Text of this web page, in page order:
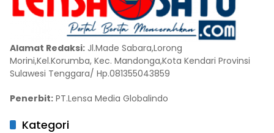
Alamat Redaksi: Jl.Made Sabara,Lorong
Morini,Kel.Korumba, Kec. Mandonga,Kota Kendari Provinsi
Sulawesi Tenggara/ Hp.081355043859
Penerbit: PT.Lensa Media Globalindo
Kategori